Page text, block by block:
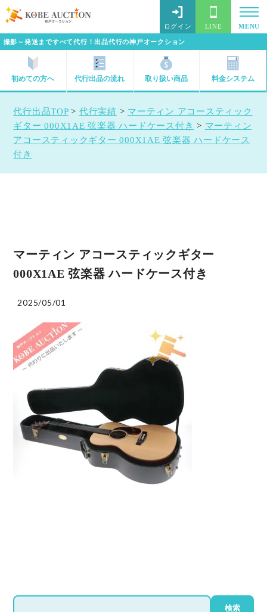
撮影～発送まですべて代行！出品代行の神戸オークション
ログイン LINE MENU
初めての方へ 代行出品の流れ 取り扱い商品 料金システム
代行出品TOP> 代行実績 > マーティン アコースティック
ギター 000X1AE 弦楽器 ハードケース付き > マーティン
アコースティックギター 000X1AE 弦楽器 ハードケース
付き
マーティン アコースティックギター
000X1AE 弦楽器 ハードケース付き
2025/05/01
検
検索